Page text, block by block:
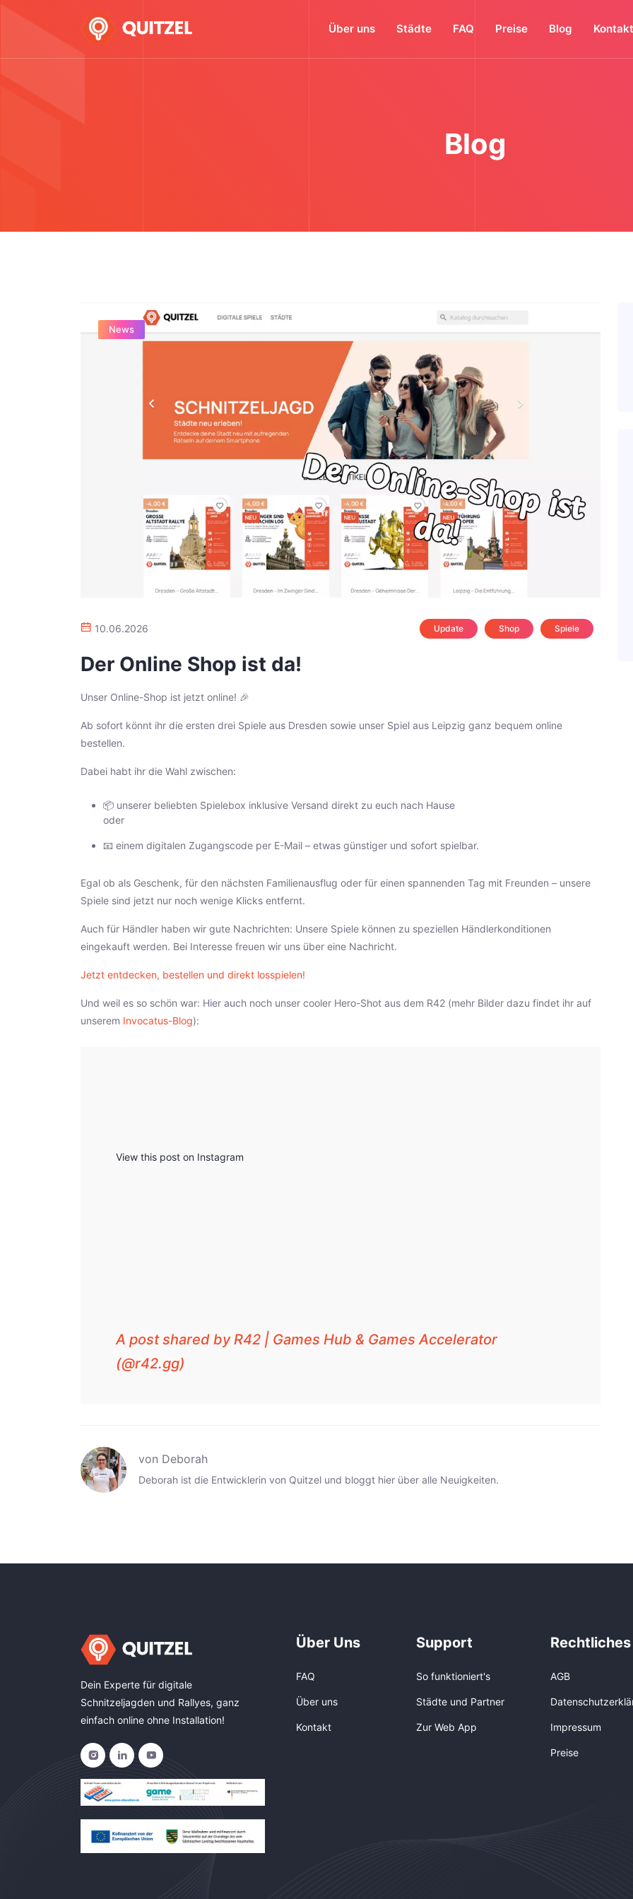
Über uns Städte FAQ Preise Blog Kontakt
Blog
News
10.06.2026 Update Shop Spiele
Der Online Shop ist da!
Unser Online-Shop ist jetzt online! 🎉
Ab sofort könnt ihr die ersten drei Spiele aus Dresden sowie unser Spiel aus Leipzig ganz bequem online
bestellen.
Dabei habt ihr die Wahl zwischen:
📦 unserer beliebten Spielebox inklusive Versand direkt zu euch nach Hause
oder
📧 einem digitalen Zugangscode per E-Mail – etwas günstiger und sofort spielbar.
Egal ob als Geschenk, für den nächsten Familienausflug oder für einen spannenden Tag mit Freunden – unsere
Spiele sind jetzt nur noch wenige Klicks entfernt.
Auch für Händler haben wir gute Nachrichten: Unsere Spiele können zu speziellen Händlerkonditionen
eingekauft werden. Bei Interesse freuen wir uns über eine Nachricht.
Jetzt entdecken, bestellen und direkt losspielen!
Und weil es so schön war: Hier auch noch unser cooler Hero-Shot aus dem R42 (mehr Bilder dazu findet ihr auf
unserem Invocatus-Blog):
View this post on Instagram
A post shared by R42 | Games Hub & Games Accelerator
(@r42.gg)
von Deborah
Deborah ist die Entwicklerin von Quitzel und bloggt hier über alle Neuigkeiten.
Dein Experte für digitale
Schnitzeljagden und Rallyes, ganz
einfach online ohne Installation!
Über Uns
FAQ
Über uns
Kontakt
Support
So funktioniert's
Städte und Partner
Zur Web App
Rechtliches
AGB
Impressum
Preise